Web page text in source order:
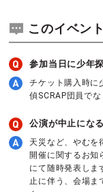
このイベン
参加当日に少年
チケット購入時に
偵SCRAP団員で
公演が中止にな
天災など、やむを
開催に関するお知
にて随時発表しま
止に伴う、会場ま